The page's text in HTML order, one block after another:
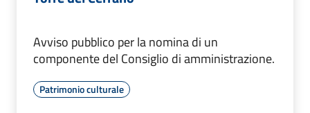
Avviso pubblico per la nomina di un
componente del Consiglio di amministrazione.
Patrimonio culturale